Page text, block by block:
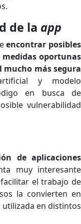
de la app
encontrar posibles
oportunas
más segura
y modelo
en busca de
vulnerabilidad
de aplicaciones
muy interesante
el trabajo de
la convierten en
en distintos